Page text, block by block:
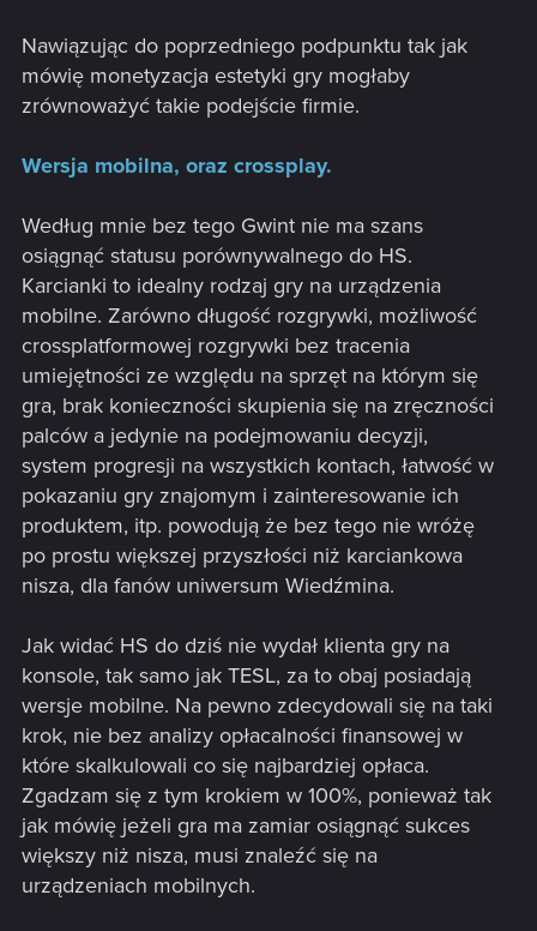
Nawiązując do poprzedniego podpunktu tak jak
mówię monetyzacja estetyki gry mogłaby
zrównoważyć takie podejście firmie.
Wersja mobilna, oraz crossplay.
Według mnie bez tego Gwint nie ma szans
osiągnąć statusu porównywalnego do HS.
Karcianki to idealny rodzaj gry na urządzenia
mobilne. Zarówno długość rozgrywki, możliwość
crossplatformowej rozgrywki bez tracenia
umiejętności ze względu na sprzęt na którym się
gra, brak konieczności skupienia się na zręczności
palców a jedynie na podejmowaniu decyzji,
system progresji na wszystkich kontach, łatwość w
pokazaniu gry znajomym i zainteresowanie ich
produktem, itp. powodują że bez tego nie wróżę
po prostu większej przyszłości niż karciankowa
nisza, dla fanów uniwersum Wiedźmina.
Jak widać HS do dziś nie wydał klienta gry na
konsole, tak samo jak TESL, za to obaj posiadają
wersje mobilne. Na pewno zdecydowali się na taki
krok, nie bez analizy opłacalności finansowej w
które skalkulowali co się najbardziej opłaca.
Zgadzam się z tym krokiem w 100%, ponieważ tak
jak mówię jeżeli gra ma zamiar osiągnąć sukces
większy niż nisza, musi znaleźć się na
urządzeniach mobilnych.